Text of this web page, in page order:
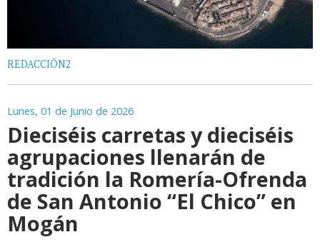
REDACCIÓN2
Lunes, 01 de Junio de 2026
Dieciséis carretas y dieciséis
agrupaciones llenarán de
tradición la Romería-Ofrenda
de San Antonio “El Chico” en
Mogán